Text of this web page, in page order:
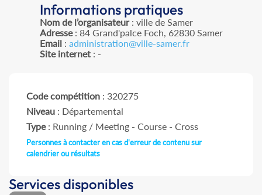
Informations pratiques
Nom de l’organisateur: ville de Samer
Adresse: 84 Grand'palce Foch, 62830 Samer
Email: administration@ville-samer.fr
Site internet: -
Code compétition : 320275
Niveau : Départemental
Type: Running / Meeting - Course - Cross
Personnes à contacter en cas d'erreur de contenu sur
calendrier ou résultats
Services disponibles